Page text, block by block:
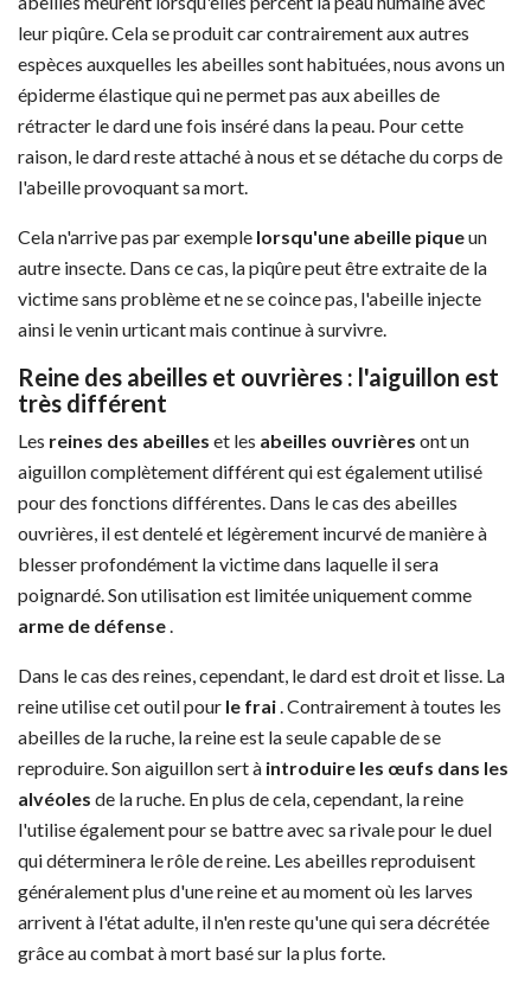
leur piqûre. Cela se produit car contrairement aux autres
espèces auxquelles les abeilles sont habituées, nous avons un
épiderme élastique qui ne permet pas aux abeilles de
rétracter le dard une fois inséré dans la peau. Pour cette
raison, le dard reste attaché à nous et se détache du corps de
l'abeille provoquant sa mort.
Cela n'arrive pas par exemple lorsqu'une abeille piqueun
autre insecte. Dans ce cas, la piqûre peut être extraite de la
victime sans problème et ne se coince pas, l'abeille injecte
ainsi le venin urticant mais continue à survivre.
Reine des abeilles et ouvrières : l'aiguillon est
très différent
Les reines des abeilles et les abeilles ouvrières ont un
aiguillon complètement différent qui est également utilisé
pour des fonctions différentes. Dans le cas des abeilles
ouvrières, il est dentelé et légèrement incurvé de manière à
blesser profondément la victime dans laquelle il sera
poignardé. Son utilisation est limitée uniquement comme
arme de défense.
Dans le cas des reines, cependant, le dard est droit et lisse. La
reine utilise cet outil pour le frai. Contrairement à toutes les
abeilles de la ruche, la reine est la seule capable de se
reproduire. Son aiguillon sert à introduire les œufs dans les
alvéoles de la ruche. En plus de cela, cependant, la reine
l'utilise également pour se battre avec sa rivale pour le duel
qui déterminera le rôle de reine. Les abeilles reproduisent
généralement plus d'une reine et au moment où les larves
arrivent à l'état adulte, il n'en reste qu'une qui sera décrétée
grâce au combat à mort basé sur la plus forte.